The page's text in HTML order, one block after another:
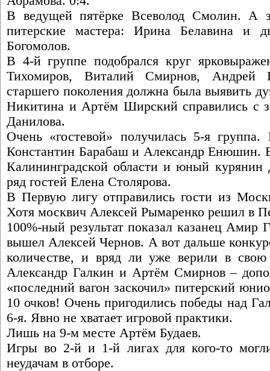
В ведущей пятёрке Всеволод Смолин. А
питерские мастера: Ирина Белавина
Богомолов.
В 4-й группе подобрался круг
Тихомиров, Виталий Смирнов, Андрей
старшего поколения должна была выявить
Никитина и Артём Ширский справились с
Данилова.
Очень «гостевой» получилась 5-я
Константин Барабаш и Александр Енюшин.
Калининградской области и юный курянин
ряд гостей Елена Столярова.
В Первую лигу отправились гости из
Хотя москвич Алексей Рымаренко решил в
100%-ный результат показал казанец
вышел Алексей Чернов. А вот дальше
количестве, и вряд ли уже верили в
Александр Галкин и Артём Смирнов –
«последний вагон заскочил» питерский
10 очков! Очень пригодились победы над
6-я. Явно не хватает игровой практики.
Лишь на 9-м месте Артём Будаев.
Игры во 2-й и 1-й лигах для кого-то
неудачам в отборе.